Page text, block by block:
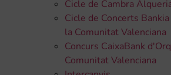
Cicle de Cambra
Cicle de Concerts
la Comunitat Valenciana
Concurs CaixaBank
Comunitat Valenciana